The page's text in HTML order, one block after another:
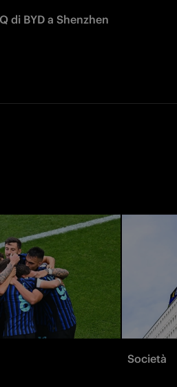
di BYD a Shenzhen
Società